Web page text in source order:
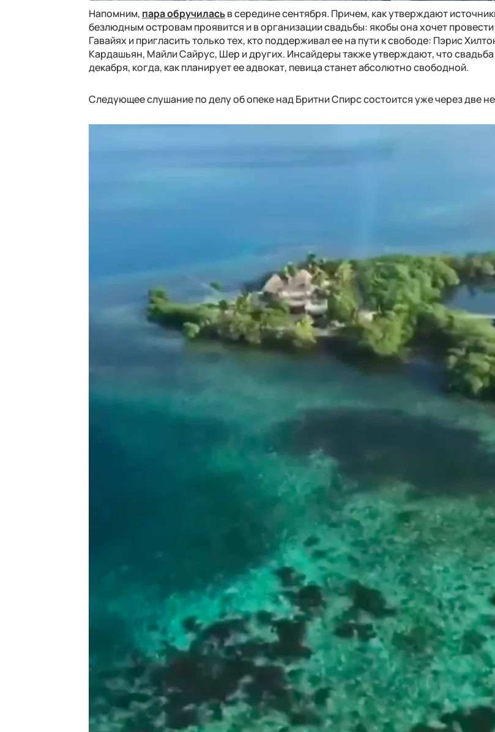
Напомним, пара обручиласьв середине сентября. Причем, как утверждают
безлюдным островам проявится и в организации свадьбы: якобы она хочет
Гавайях и пригласить только тех, кто поддерживал ее на пути к свободе: Пэрис
Кардашьян, Майли Сайрус, Шер и других. Инсайдеры также утверждают, что
декабря, когда, как планирует ее адвокат, певица станет абсолютно свободной.
Следующее слушание по делу об опеке над Бритни Спирс состоится уже через две